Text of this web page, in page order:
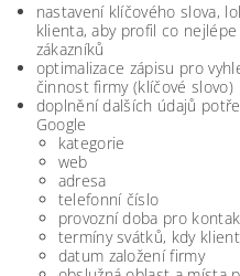
nastavení klíčového slova,
klienta, aby profil co
zákazníků
optimalizace zápisu pro
činnost firmy (klíčové slovo)
doplnění dalších údajů
Google
kategorie
web
adresa
telefonní číslo
provozní doba pro
termíny svátků, kdy
datum založení firmy